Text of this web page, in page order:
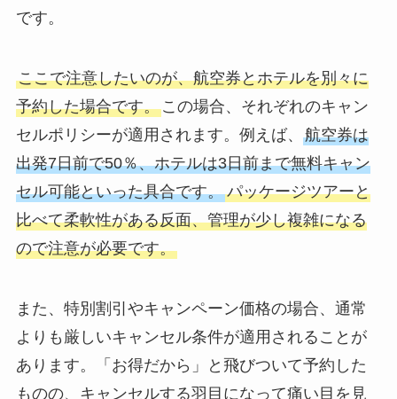
です。
ここで注意したいのが、航空券とホテルを別々に
予約した場合です。この場合、それぞれのキャン
セルポリシーが適用されます。例えば、 航空券は
出発7日前で50％、ホテルは3日前まで無料キャン
セル可能といった具合です。 パッケージツアーと
比べて柔軟性がある反面、管理が少し複雑になる
ので注意が必要です。
また、特別割引やキャンペーン価格の場合、通常
よりも厳しいキャンセル条件が適用されることが
あります。「お得だから」と飛びついて予約した
ものの、キャンセルする羽目になって痛い目を見